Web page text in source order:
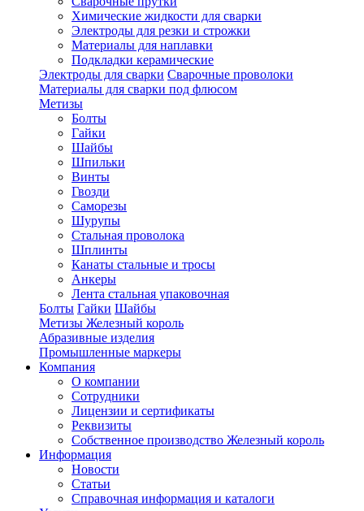
Химические жидкости для сварки
Электроды для резки и строжки
Материалы для наплавки
Подкладки керамические
Электроды для сварки Сварочные проволоки
Материалы для сварки под флюсом
Метизы
Болты
Гайки
Шайбы
Шпильки
Винты
Гвозди
Саморезы
Шурупы
Стальная проволока
Шплинты
Канаты стальные и тросы
Анкеры
Лента стальная упаковочная
Болты Гайки Шайбы
Метизы Железный король
Абразивные изделия
Промышленные маркеры
Компания
О компании
Сотрудники
Лицензии и сертификаты
Реквизиты
Собственное производство Железный король
Информация
Новости
Статьи
Справочная информация и каталоги